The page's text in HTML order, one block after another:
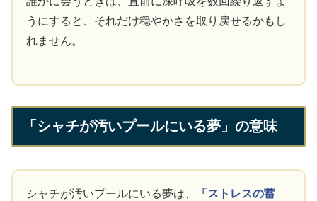
うにすると、それだけ穏やかさを取り戻せるかもし
れません。
「シャチが汚いプールにいる夢」の意味
シャチが汚いプールにいる夢は、
「ストレスの蓄